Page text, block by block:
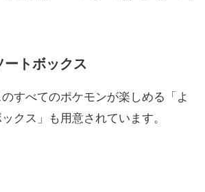
ートボックス
すべてのポケモンが楽しめる「よ
クス」も用意されています。